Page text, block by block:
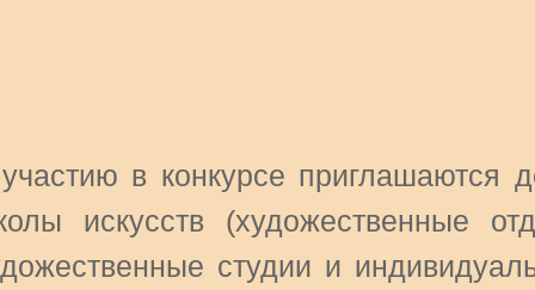
в конкурсе приглашаются
искусств (художественные
студии и